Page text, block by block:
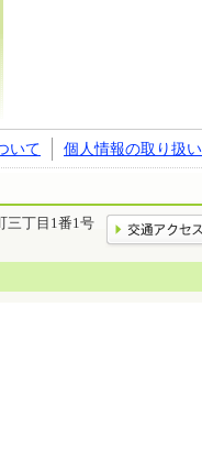
いて 個人情報の取り扱い
三丁目1番1号